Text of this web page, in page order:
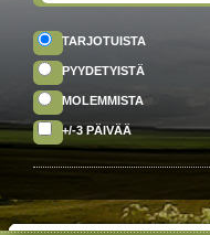
TARJOTUISTA
PYYDETYISTÄ
MOLEMMISTA
+/-3 PÄIVÄÄ